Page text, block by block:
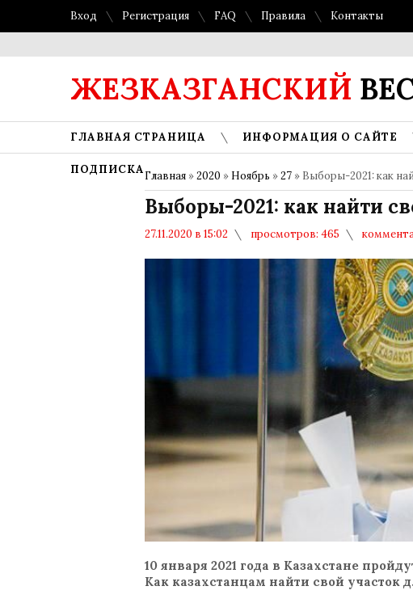
Вход Регистрация FAQ Правила Контакты
ЖЕЗКАЗГАНСКИЙ
ГЛАВНАЯ СТРАНИЦА ИНФОРМАЦИЯ О САЙТЕ
ПОДПИСКАГлавная »2020 » Ноябрь »27 » Выборы-2021: как
Выборы-2021: как найти
27.11.2020 в 15:02 просмотров: 465
10 января 2021 года в Казахстане
Как казахстанцам найти свой